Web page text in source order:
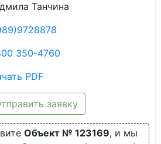
Танчина
350-4760
PDF
заявку
Объект № 123169, и мы